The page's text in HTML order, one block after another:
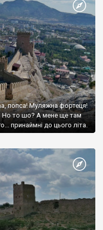
попса! Муляжна фортеця!
Но то шо? А мене ще там
принаймні до цього літа.